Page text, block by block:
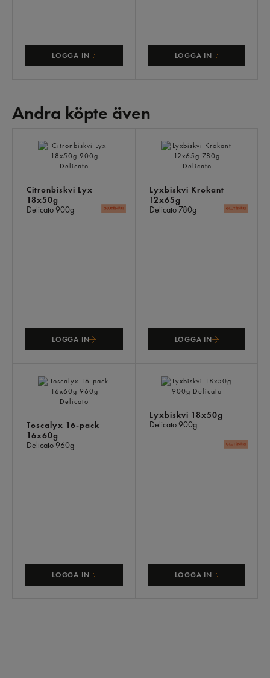
LOGGA IN LOGGA IN
Andra köpte även
Citronbiskvi Lyx
18x50g
Delicato900g
LOGGA IN
Lyxbiskvi Krokant
12x65g
Delicato 780g
LOGGA IN
Toscalyx 16-pack
16x60g
Delicato960g
LOGGA IN
Lyxbiskvi 18x50g
Delicato900g
LOGGA IN